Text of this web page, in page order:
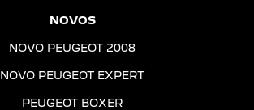
NOVOS
NOVO PEUGEOT 2008
NOVO PEUGEOT EXPERT
PEUGEOT BOXER